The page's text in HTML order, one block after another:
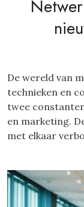
De wereld van
technieken en
twee
en marketing.
met elkaar